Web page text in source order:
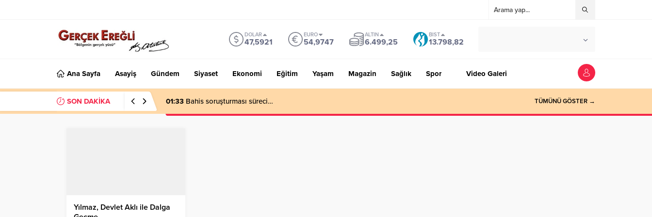
DOLAR
47,5921
EURO
54,9747
ALTIN
6.499,25
BIST
13.798,82
Ana Sayfa Asayiş Gündem Siyaset Ekonomi Eğitim Yaşam Magazin Sağlık Spor Video Galeri
SON DAKİKA 01:33 Bahis soruşturması süreci… TÜMÜNÜ GÖSTER →
Yılmaz, Devlet Aklı ile Dalga